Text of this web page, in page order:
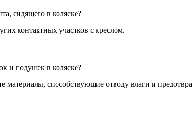
сидящего в коляске?
контактных участков с креслом.
и подушек в коляске?
способствующие отводу влаги и